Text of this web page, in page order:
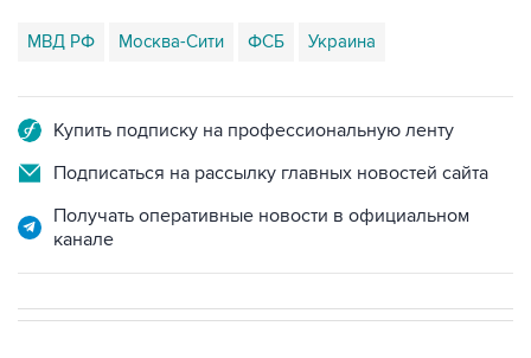
МВД РФ Москва-Сити ФСБ Украина
Купить подписку на профессиональную ленту
Подписаться на рассылку главных новостей сайта
Получать оперативные новости в официальном
канале